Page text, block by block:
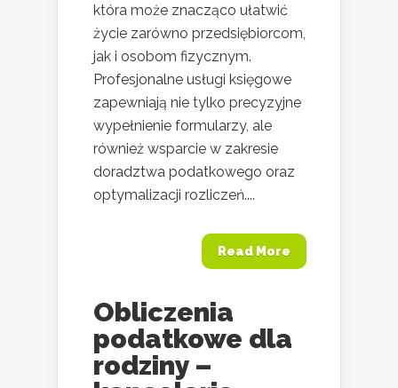
która może znacząco ułatwić
życie zarówno przedsiębiorcom,
jak i osobom fizycznym.
Profesjonalne usługi księgowe
zapewniają nie tylko precyzyjne
wypełnienie formularzy, ale
również wsparcie w zakresie
doradztwa podatkowego oraz
optymalizacji rozliczeń....
Read More
Obliczenia
podatkowe dla
rodziny –